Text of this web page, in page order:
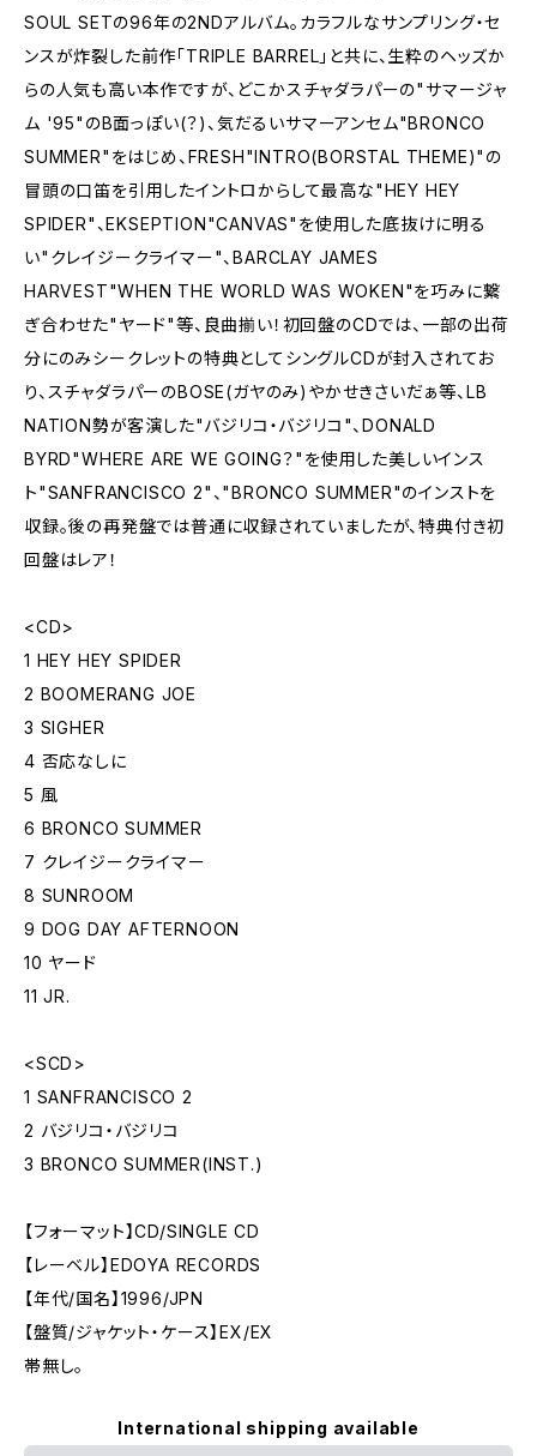
SOUL SETの96年の2NDアルバム。カラフルなサンプリング・セ
ンスが炸裂した前作「TRIPLE BARREL」と共に、生粋のヘッズか
らの人気も高い本作ですが、どこかスチャダラパーの"サマージャ
ム '95"のB面っぽい(？)、気だるいサマーアンセム"BRONCO
SUMMER"をはじめ、FRESH"INTRO(BORSTAL THEME)"の
冒頭の口笛を引用したイントロからして最高な"HEY HEY
SPIDER"、EKSEPTION"CANVAS"を使用した底抜けに明る
い"クレイジークライマー"、BARCLAY JAMES
HARVEST"WHEN THE WORLD WAS WOKEN"を巧みに繋
ぎ合わせた"ヤード"等、良曲揃い！初回盤のCDでは、一部の出荷
分にのみシークレットの特典としてシングルCDが封入されてお
り、スチャダラパーのBOSE(ガヤのみ)やかせきさいだぁ等、LB
NATION勢が客演した"バジリコ・バジリコ"、DONALD
BYRD"WHERE ARE WE GOING？"を使用した美しいインス
ト"SANFRANCISCO 2"、"BRONCO SUMMER"のインストを
収録。後の再発盤では普通に収録されていましたが、特典付き初
回盤はレア！
<CD>
1 HEY HEY SPIDER
2 BOOMERANG JOE
3 SIGHER
4 否応なしに
5 風
6 BRONCO SUMMER
7 クレイジークライマー
8 SUNROOM
9 DOG DAY AFTERNOON
10 ヤード
11 JR.
<SCD>
1 SANFRANCISCO 2
2 バジリコ・バジリコ
3 BRONCO SUMMER(INST.)
【フォーマット】CD/SINGLE CD
【レーベル】EDOYA RECORDS
【年代/国名】1996/JPN
【盤質/ジャケット・ケース】EX/EX
帯無し。
International shipping available